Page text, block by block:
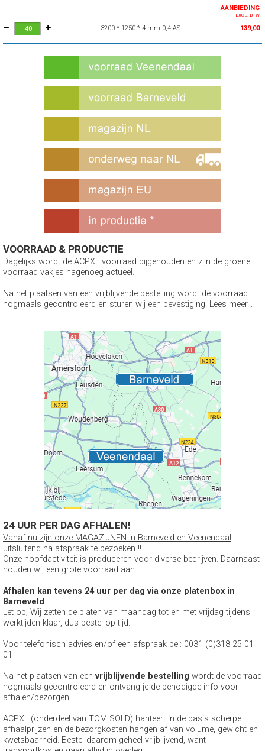
AANBIEDING
EXCL. BTW
3200 * 1250 * 4 mm 0,4 AS 139,00
VOORRAAD & PRODUCTIE
Dagelijks wordt de ACPXL voorraad bijgehouden en zijn de groene
voorraad vakjes nagenoeg actueel.
Na het plaatsen van een vrijblijvende bestelling wordt de voorraad
nogmaals gecontroleerd en sturen wij een bevestiging. Lees meer...
24 UUR PER DAG AFHALEN!
Vanaf nu zijn onze MAGAZIJNEN in Barneveld en Veenendaal
uitsluitend na afspraak te bezoeken !!
Onze hoofdactiviteit is produceren voor diverse bedrijven. Daarnaast
houden wij een grote voorraad aan.
Afhalen kan tevens 24 uur per dag via onze platenbox in
Barneveld
Let op; Wij zetten de platen van maandag tot en met vrijdag tijdens
werktijden klaar, dus bestel op tijd.
Voor telefonisch advies en/of een afspraak bel: 0031 (0)318 25 01
01
Na het plaatsen van een vrijblijvende bestelling wordt de voorraad
nogmaals gecontroleerd en ontvang je de benodigde info voor
afhalen/bezorgen.
ACPXL (onderdeel van TOM SOLD) hanteert in de basis scherpe
afhaalprijzen en de bezorgkosten hangen af van volume, gewicht en
kwetsbaarheid. Bestel daarom geheel vrijblijvend, want